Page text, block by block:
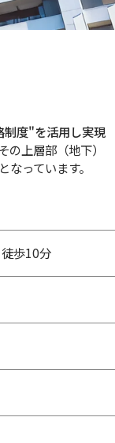
制度"を活用し実現
上層部（地下）
っています。
歩10分